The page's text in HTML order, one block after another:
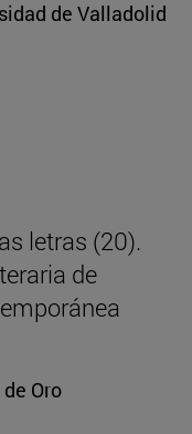
de Valladolid
letras (20).
de
Oro